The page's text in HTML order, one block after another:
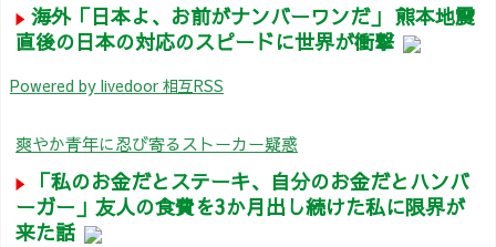
海外「日本よ、お前がナンバーワンだ」 熊本地震
直後の日本の対応のスピードに世界が衝撃
Powered by livedoor 相互RSS
爽やか青年に忍び寄るストーカー疑惑
「私のお金だとステーキ、自分のお金だとハンバ
ーガー」友人の食費を3か月出し続けた私に限界が
来た話